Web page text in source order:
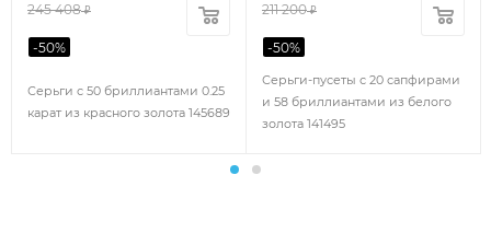
Серьги с 50 бриллиантами 0.25
карат из красного золота 145689
245 408₽
-50%
Серьги-пусеты с 20 сапфирами
и 58 бриллиантами из белого
золота 141495
211 200₽
-50%